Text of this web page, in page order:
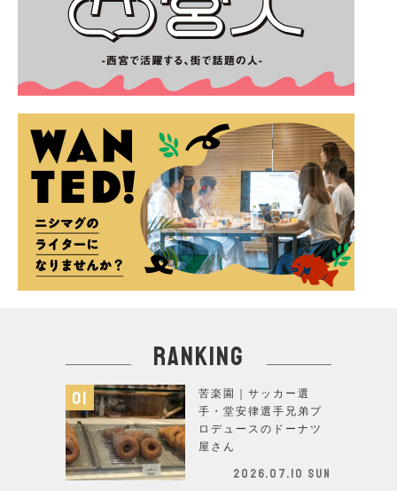
ranking
苦楽園｜サッカー選
手・堂安律選手兄弟プ
ロデュースのドーナツ
屋さん
2026.07.10 Sun